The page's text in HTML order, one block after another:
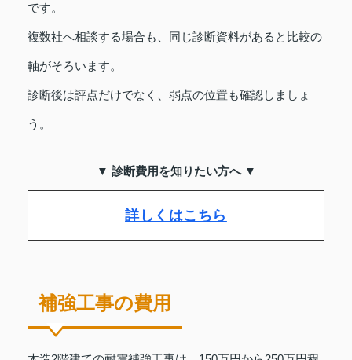
です。
複数社へ相談する場合も、同じ診断資料があると比較の
軸がそろいます。
診断後は評点だけでなく、弱点の位置も確認しましょ
う。
▼ 診断費用を知りたい方へ ▼
詳しくはこちら
補強工事の費用